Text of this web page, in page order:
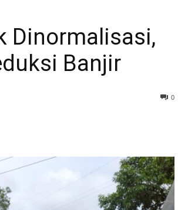
Dinormalisasi,
Banjir
0